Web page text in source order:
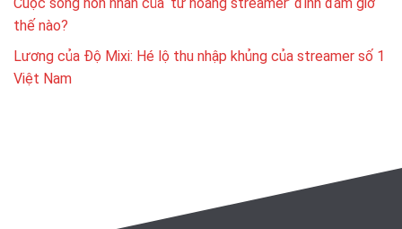
thế nào?
Lương của Độ Mixi: Hé lộ thu nhập khủng của streamer số 1
Việt Nam